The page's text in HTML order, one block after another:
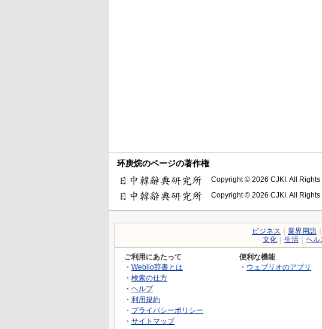
环庚烷のページの著作権
Copyright © 2026 CJKI. All Rights
Copyright © 2026 CJKI. All Rights
ビジネス 業界用語
文化
生活 ヘル
ご利用にあたって
・ Weblio辞書とは
・ 検索の仕方
・ ヘルプ
・ 利用規約
・ プライバシーポリシー
・ サイトマップ
便利な機能
・ ウェブリオのアプリ